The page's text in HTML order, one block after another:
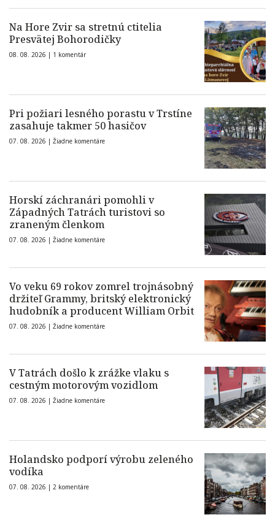
Na Hore Zvir sa stretnú ctitelia
Presvätej Bohorodičky
08. 08. 2026 | 1 komentár
Pri požiari lesného porastu v Trstíne
zasahuje takmer 50 hasičov
07. 08. 2026 | Žiadne komentáre
Horskí záchranári pomohli v
Západných Tatrách turistovi so
zraneným členkom
07. 08. 2026 | Žiadne komentáre
Vo veku 69 rokov zomrel trojnásobný
držiteľ Grammy, britský elektronický
hudobník a producent William Orbit
07. 08. 2026 | Žiadne komentáre
V Tatrách došlo k zrážke vlaku s
cestným motorovým vozidlom
07. 08. 2026 | Žiadne komentáre
Holandsko podporí výrobu zeleného
vodíka
07. 08. 2026 | 2 komentáre